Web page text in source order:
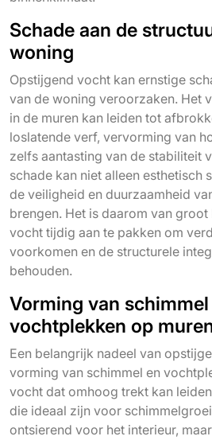
Schade aan de
woning
Opstijgend vocht kan ernstige
van de woning veroorzaken. Het
in de muren kan leiden tot
loslatende verf, vervorming van
zelfs aantasting van de stabiliteit
schade kan niet alleen esthetisch
de veiligheid en duurzaamheid
brengen. Het is daarom van
vocht tijdig aan te pakken om
voorkomen en de structurele
behouden.
Vorming van schimmel
vochtplekken op
Een belangrijk nadeel van
vorming van schimmel en
vocht dat omhoog trekt kan
die ideaal zijn voor
ontsierend voor het interieur,